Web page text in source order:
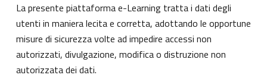
La presente piattaforma e-Learning tratta i dati degli
utenti in maniera lecita e corretta, adottando le opportune
misure di sicurezza volte ad impedire accessi non
autorizzati, divulgazione, modifica o distruzione non
autorizzata dei dati.